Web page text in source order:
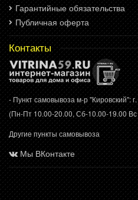
Гарантийные обязательства
Публичная оферта
Контакты
- Пункт самовывоза м-р "Кировский":
(Пн-Пт 10.00-20.00, Сб-10.00-19.00
Другие пункты самовывоза
Мы ВКонтакте